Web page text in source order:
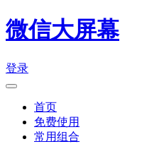
微信大屏幕
登录
首页
免费使用
常用组合